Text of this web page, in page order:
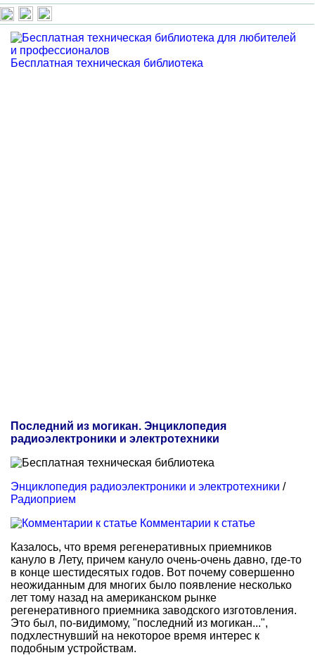
Бесплатная техническая библиотека
Последний из могикан. Энциклопедия
радиоэлектроники и электротехники
Энциклопедия радиоэлектроники и электротехники /
Радиоприем
Комментарии к статье
Казалось, что время регенеративных приемников
кануло в Лету, причем кануло очень-очень давно, где-то
в конце шестидесятых годов. Вот почему совершенно
неожиданным для многих было появление несколько
лет тому назад на американском рынке
регенеративного приемника заводского изготовления.
Это был, по-видимому, "последний из могикан...",
подхлестнувший на некоторое время интерес к
подобным устройствам.